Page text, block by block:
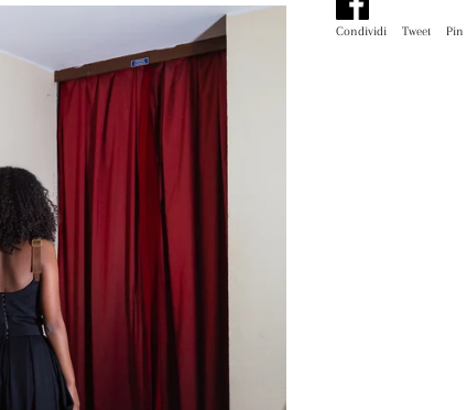
Condividi
Condividi
Tweet
Twitta
Pin